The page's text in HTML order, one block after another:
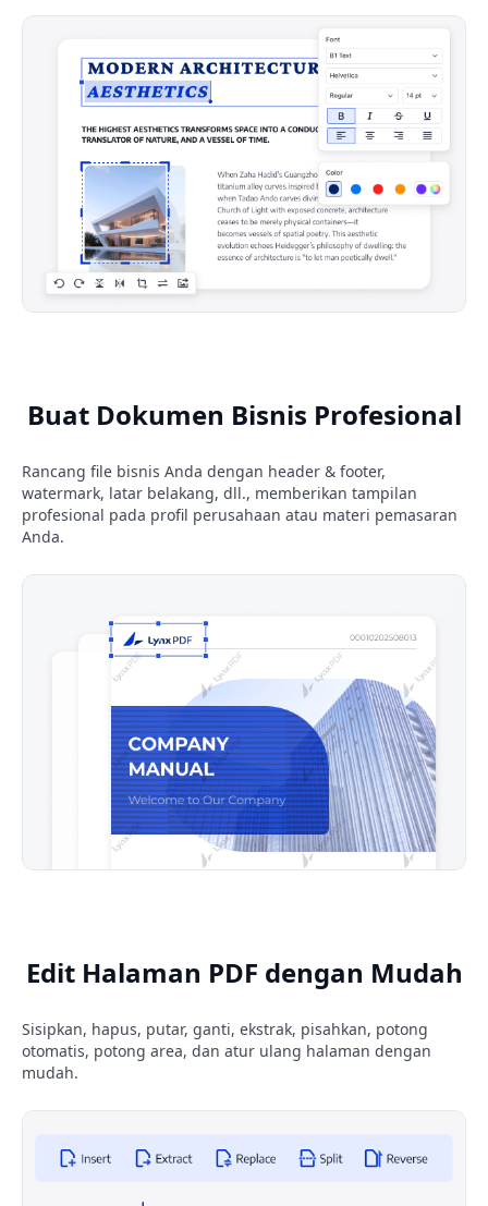
Buat Dokumen Bisnis Profesional
Rancang file bisnis Anda dengan header & footer,
watermark, latar belakang, dll., memberikan tampilan
profesional pada profil perusahaan atau materi pemasaran
Anda.
Edit Halaman PDF dengan Mudah
Sisipkan, hapus, putar, ganti, ekstrak, pisahkan, potong
otomatis, potong area, dan atur ulang halaman dengan
mudah.